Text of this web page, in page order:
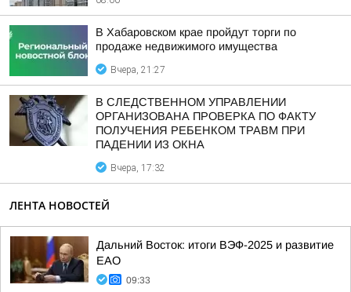
В Хабаровском крае пройдут торги по
продаже недвижимого имущества
Вчера, 21:27
В СЛЕДСТВЕННОМ УПРАВЛЕНИИ
ОРГАНИЗОВАНА ПРОВЕРКА ПО ФАКТУ
ПОЛУЧЕНИЯ РЕБЕНКОМ ТРАВМ ПРИ
ПАДЕНИИ ИЗ ОКНА
Вчера, 17:32
ЛЕНТА НОВОСТЕЙ
Дальний Восток: итоги ВЭФ-2025 и развитие
ЕАО
09:33